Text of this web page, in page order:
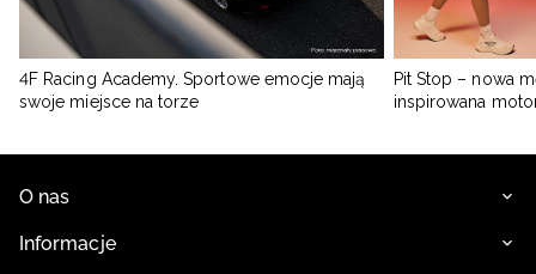
4F Racing Academy. Sportowe emocje mają
swoje miejsce na torze
Pit Stop – nowa
inspirowana
O nas
Informacje